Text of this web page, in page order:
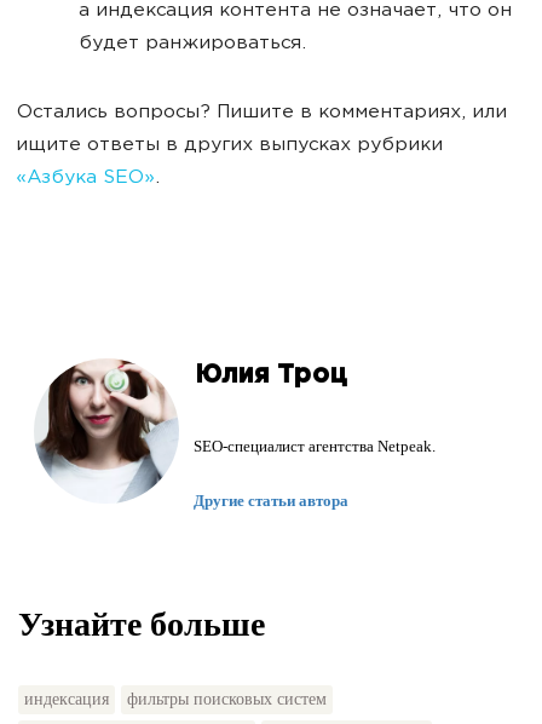
а индексация контента не означает, что он
будет ранжироваться.
Остались вопросы? Пишите в комментариях, или
ищите ответы в других выпусках рубрики
«Азбука SEO».
Юлия Троц
SEO-специалист агентства Netpeak.
Другие статьи автора
Узнайте больше
индексация
фильтры поисковых систем